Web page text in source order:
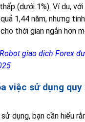
(dưới 1%). Ví dụ,
1,44 năm, nhưng
thời gian ngắn hơn
giao dịch Forex
việc sử dụng
dụng, bạn cần hiểu